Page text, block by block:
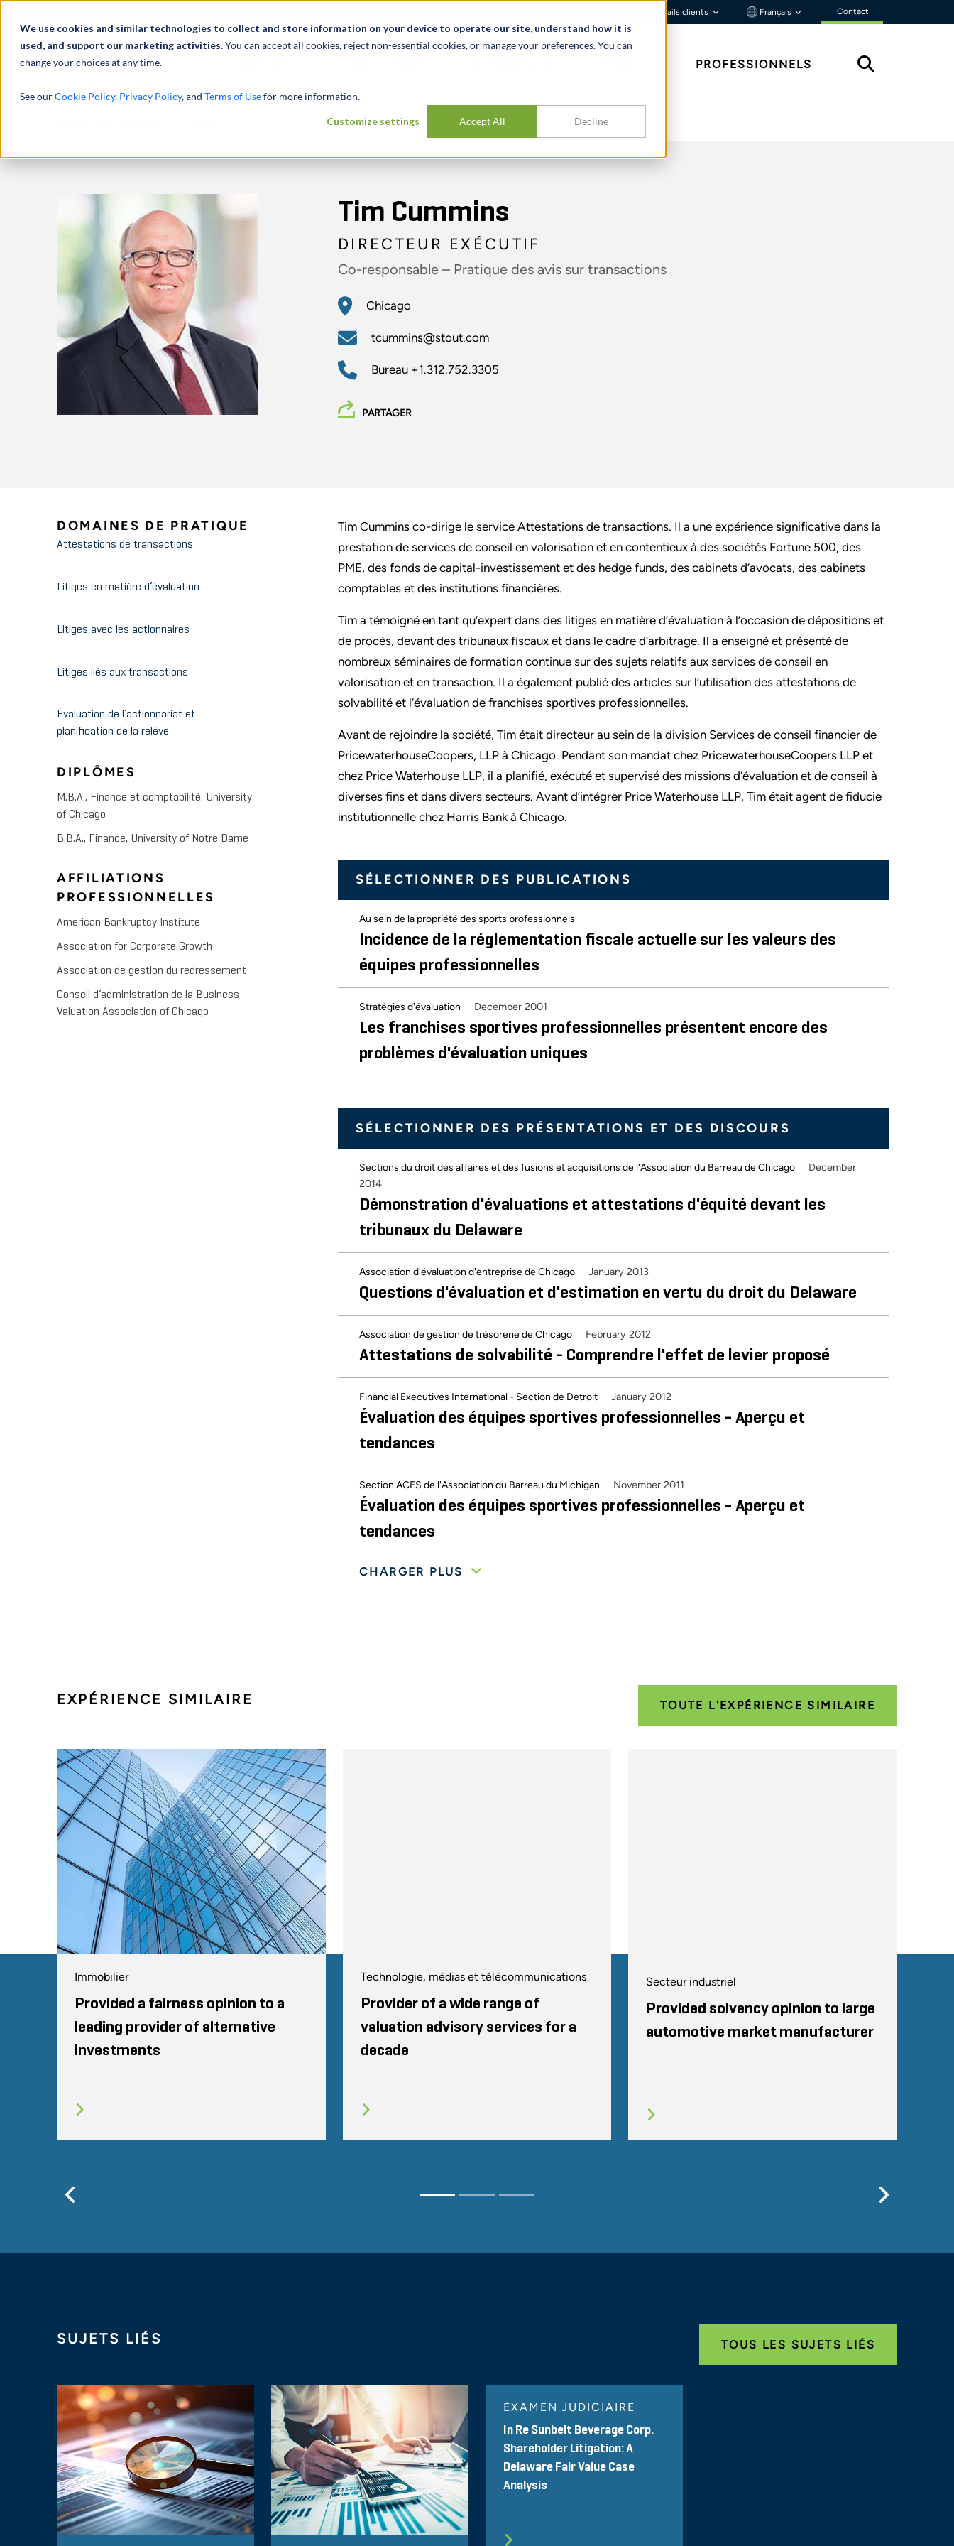
We use cookies and similar technologies to collect and store information on your device to operate our site, understand how it is
used, and support our marketing activities.You can accept all cookies, reject non-essential cookies, or manage your preferences. You can
change your choices at any time.
See ourCookie Policy, Privacy Policy, and Terms of Usefor more information.
Customize settings Accept All Decline
Portails clients Français Contact
PROFESSIONNELS
Tim Cummins
DIRECTEUR EXÉCUTIF
Co-responsable – Pratique des avis sur transactions
Chicago
tcummins@stout.com
Bureau +1.312.752.3305
PARTAGER
Tim Cummins co-dirige le service Attestations de transactions. Il a une expérience significative dans la
prestation de services de conseil en valorisation et en contentieux à des sociétés Fortune 500, des
PME, des fonds de capital-investissement et des hedge funds, des cabinets d’avocats, des cabinets
comptables et des institutions financières.
Tim a témoigné en tant qu’expert dans des litiges en matière d’évaluation à l’occasion de dépositions et
de procès, devant des tribunaux fiscaux et dans le cadre d’arbitrage. Il a enseigné et présenté de
nombreux séminaires de formation continue sur des sujets relatifs aux services de conseil en
valorisation et en transaction. Il a également publié des articles sur l’utilisation des attestations de
solvabilité et l’évaluation de franchises sportives professionnelles.
Avant de rejoindre la société, Tim était directeur au sein de la division Services de conseil financier de
PricewaterhouseCoopers, LLP à Chicago. Pendant son mandat chez PricewaterhouseCoopers LLP et
chez Price Waterhouse LLP, il a planifié, exécuté et supervisé des missions d’évaluation et de conseil à
diverses fins et dans divers secteurs. Avant d’intégrer Price Waterhouse LLP, Tim était agent de fiducie
institutionnelle chez Harris Bank à Chicago.
SÉLECTIONNER DES PUBLICATIONS
Au sein de la propriété des sports professionnels
Incidence de la réglementation fiscale actuelle sur les valeurs des
équipes professionnelles
Stratégies d'évaluation December 2001
Les franchises sportives professionnelles présentent encore des
problèmes d'évaluation uniques
SÉLECTIONNER DES PRÉSENTATIONS ET DES DISCOURS
Sections du droit des affaires et des fusions et acquisitions de l'Association du Barreau de Chicago
December
2014
Démonstration d'évaluations et attestations d'équité devant les
tribunaux du Delaware
Association d'évaluation d'entreprise de Chicago January 2013
Questions d'évaluation et d'estimation en vertu du droit du Delaware
Association de gestion de trésorerie de Chicago February 2012
Attestations de solvabilité - Comprendre l'effet de levier proposé
Financial Executives International - Section de Detroit January 2012
Évaluation des équipes sportives professionnelles - Aperçu et
tendances
Section ACES de l'Association du Barreau du Michigan November 2011
Évaluation des équipes sportives professionnelles - Aperçu et
tendances
30ème conférence annuelle de la société américaine des évaluateurs sur l'évaluation avancée des entreprises
Conférence 2008 de l'Association régionale des petites sociétés de capital-investissement du Midwest
February 2008
Déclaration de la juste valeur : techniques, pratiques et acceptables
pour l'évaluation des fonds de capital-investissement
Société des experts-comptables de l'Illinois
Conférence de l'association des cabinets de conseil en management (AMCF)
Évaluer les cabinets de services professionnels
Loi de 2005 sur la prévention des faillites et la protection du
Conférence annuelle conjointe du NCEO et de l'Institut Beyster
Enjeux actuels de l'évaluation d'entreprise
Northbrook, Illinois, Groupe des experts-comptables CPA CPE
Évaluation des entreprises à participation restreinte
Table ronde sur la finance de l'Université de Chicago
CHARGER PLUS
DOMAINES DE PRATIQUE
Attestations de transactions
Litiges en matière d’évaluation
Litiges avec les actionnaires
Litiges liés aux transactions
Évaluation de l’actionnariat et
planification de la relève
DIPLÔMES
M.B.A., Finance et comptabilité, University
of Chicago
B.B.A., Finance, University of Notre Dame
AFFILIATIONS
PROFESSIONNELLES
American Bankruptcy Institute
Association for Corporate Growth
Association de gestion du redressement
Conseil d’administration de la Business
Valuation Association of Chicago
EXPÉRIENCE SIMILAIRE TOUTE L'EXPÉRIENCE SIMILAIRE
Immobilier
Provided a fairness opinion to a
leading provider of alternative
investments
Technologie, médias et télécommunications
Provider of a wide range of
valuation advisory services for a
decade
Secteur industriel
Provided solvency opinion to large
automotive market manufacturer
SUJETS LIÉS TOUS LES SUJETS LIÉS
EXAMEN JUDICIAIRE
In Re Sunbelt Beverage Corp.
Shareholder Litigation: A
Delaware Fair Value Case
Analysis